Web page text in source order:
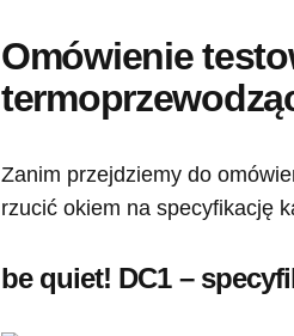
Omówienie
Zanim przejdziemy do
rzucić okiem na specyfikację
be quiet! DC1 –